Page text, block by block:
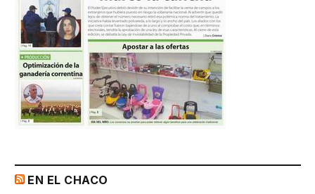
EN EL CHACO